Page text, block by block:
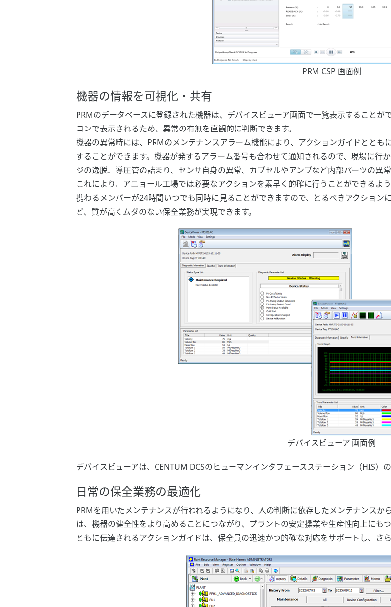
PRM CSP 画面例
機器の情報を可視化・共有
PRMのデータベースに登録された機器は、デバイスビューア画面で一覧表示することが
コンで表示されるため、異常の有無を直観的に判断できます。
機器の異常時には、PRMのメンテナンスアラーム機能により、アクションガイドとと
することができます。機器が発するアラーム番号も合わせて通知されるので、現場に行
ジの逸脱、導圧管の詰まり、センサ自身の異常、カプセルやアンプなど内部パーツの異
これにより、アニョール工場では必要なアクションを素早く的確に行うことができるよ
携わるメンバーが24時間いつでも同時に見ることができますので、とるべきアクション
ど、質が高くムダのない保全業務が実現できます。
デバイスビューア 画面例
デバイスビューアは、CENTUM DCSのヒューマンインタフェースステーション（HIS）
日常の保全業務の最適化
PRMを用いたメンテナンスが行われるようになり、人の判断に依存したメンテナンスか
は、機器の健全性をより高めることにつながり、プラントの安定操業や生産性向上にも
ともに伝達されるアクションガイドは、保全員の迅速かつ的確な対応をサポートし、さ